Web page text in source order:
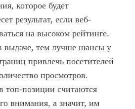
которое будет
результат, если веб-
на высоком рейтинге.
тем лучше шансы у
привлечь посетителей
просмотров.
топ-позиции считаются
внимания, а значит, им